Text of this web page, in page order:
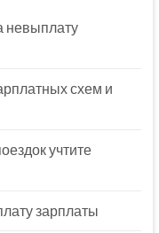
невыплату
схем и
учтите
зарплаты